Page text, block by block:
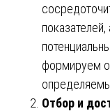
формируем
Отбор и